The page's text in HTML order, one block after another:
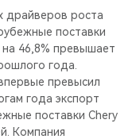
драйверов роста
поставки
46,8% превышает
года.
превысил
года экспорт
поставки Chery
Компания